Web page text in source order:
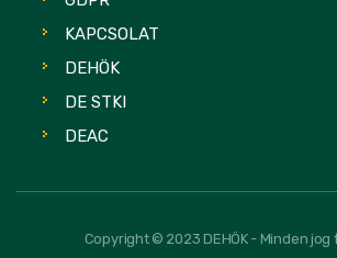
KAPCSOLAT
DEHÖK
DE STKI
DEAC
Copyright © 2023 DEHÖK - Minden